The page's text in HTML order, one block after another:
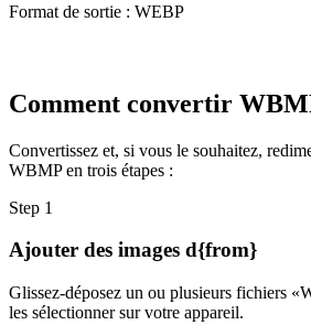
Format de sortie : WEBP
Comment convertir
Convertissez et, si vous le souhaitez,
WBMP en trois étapes :
Step 1
Ajouter des images d{from}
Glissez-déposez un ou plusieurs fichiers
les sélectionner sur votre appareil.